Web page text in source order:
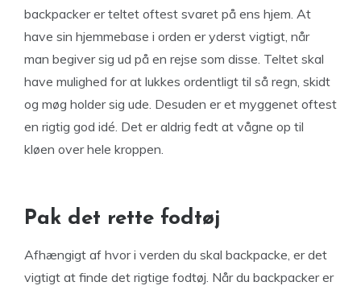
backpacker er teltet oftest svaret på ens hjem. At
have sin hjemmebase i orden er yderst vigtigt, når
man begiver sig ud på en rejse som disse. Teltet skal
have mulighed for at lukkes ordentligt til så regn, skidt
og møg holder sig ude. Desuden er et myggenet oftest
en rigtig god idé. Det er aldrig fedt at vågne op til
kløen over hele kroppen.
Pak det rette fodtøj
Afhængigt af hvor i verden du skal backpacke, er det
vigtigt at finde det rigtige fodtøj. Når du backpacker er